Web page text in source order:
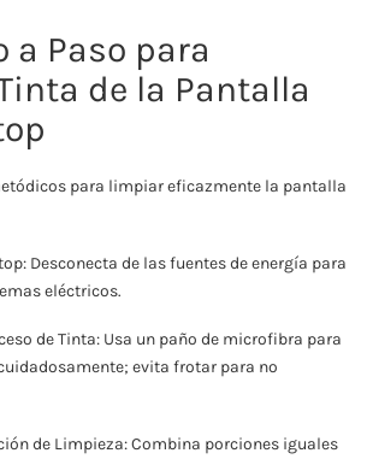
a Paso para
de la Pantalla
para limpiar eficazmente la pantalla
Desconecta de las fuentes de energía para
eléctricos.
de Tinta: Usa un paño de microfibra para
evita frotar para no
de Limpieza: Combina porciones iguales